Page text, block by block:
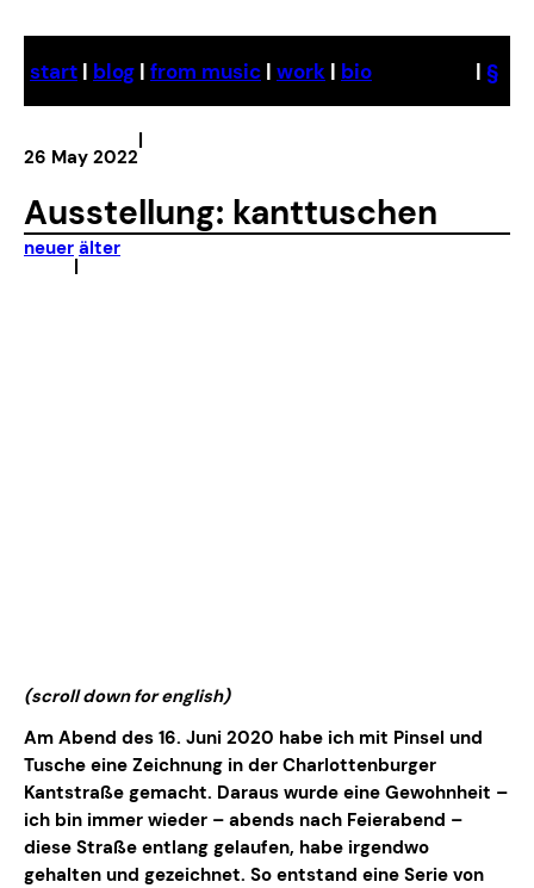
content
start | blog | from music | work | bio | §
26 May 2022
|
Ausstellung: kanttuschen
neuer
|
älter
(scroll down for english)
Am Abend des 16. Juni 2020 habe ich mit Pinsel und
Tusche eine Zeichnung in der Charlottenburger
Kantstraße gemacht. Daraus wurde eine Gewohnheit –
ich bin immer wieder – abends nach Feierabend –
diese Straße entlang gelaufen, habe irgendwo
gehalten und gezeichnet. So entstand eine Serie von